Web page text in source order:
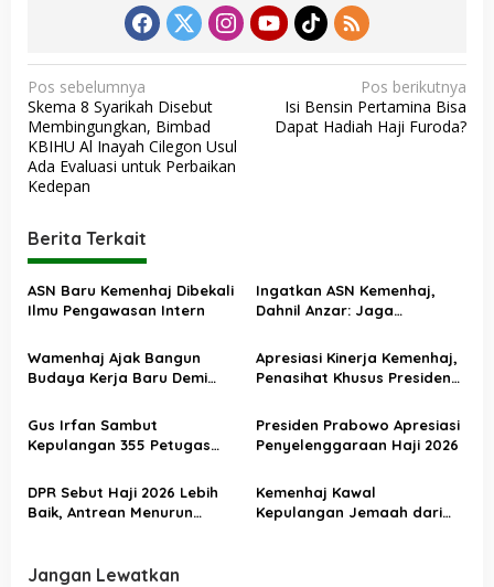
N
a
v
i
a
s
i
o
s
Pos sebelumnya
Skema 8 Syarikah Disebut
Membingungkan, Bimbad
KBIHU Al Inayah Cilegon Usul
Ada Evaluasi untuk Perbaikan
Kedepan
Pos berikutnya
Isi Bensin Pertamina Bisa
Dapat Hadiah Haji Furoda?
Berita Terkait
ASN Baru Kemenhaj Dibekali
Ilmu Pengawasan Intern
Ingatkan ASN Kemenhaj,
Dahnil Anzar: Jaga
Menjadikan Jemaah
sebagai Komoditas
Wamenhaj Ajak Bangun
Budaya Kerja Baru Demi
Jemaah
Apresiasi Kinerja Kemenhaj,
Penasihat Khusus Presiden
Penyelenggaraan Haji
Berjalan Baik
Gus Irfan Sambut
Kepulangan 355 Petugas
Presiden Prabowo Apresiasi
Penyelenggaraan Haji 2026
DPR Sebut Haji 2026 Lebih
Baik, Antrean Menurun
Kemenhaj Kawal
Kepulangan Jemaah dari
Jangan Lewatkan